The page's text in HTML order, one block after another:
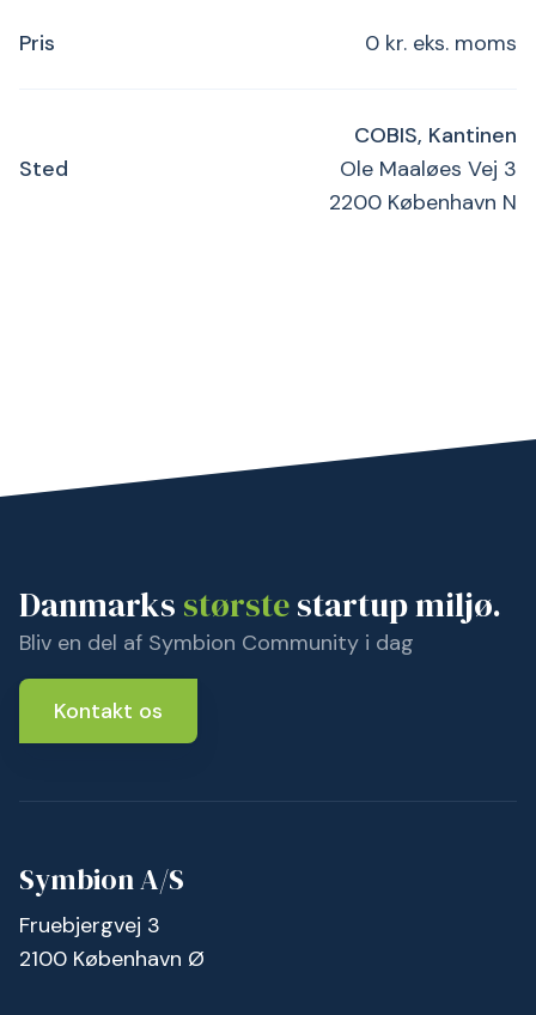
Pris 0 kr. eks. moms
Sted
COBIS, Kantinen
Ole Maaløes Vej 3
2200 København N
Danmarks størstestartup miljø.
Bliv en del af Symbion Community i dag
Kontakt os
Symbion A/S
Fruebjergvej 3
2100 København Ø